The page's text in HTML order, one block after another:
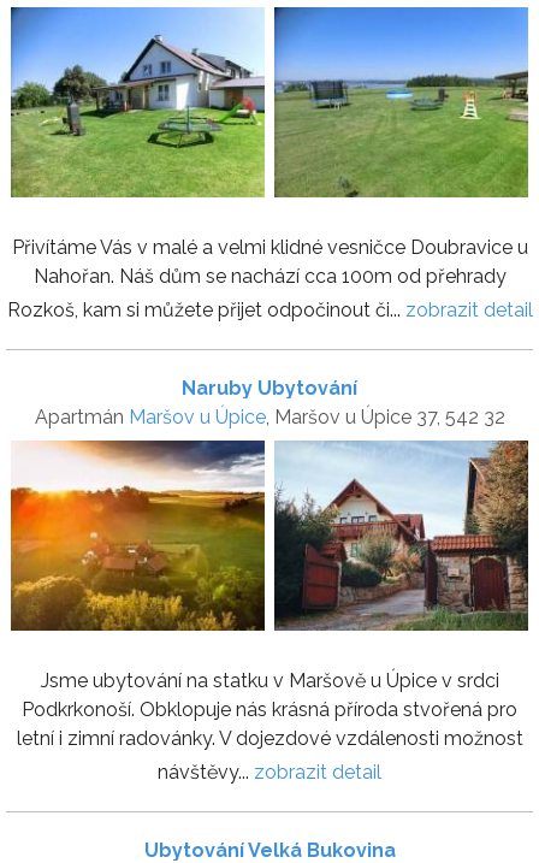
Přivítáme Vás v malé a velmi klidné vesničce Doubravice u
Nahořan. Náš dům se nachází cca 100m od přehrady
Rozkoš, kam si můžete přijet odpočinout či... zobrazit detail
Naruby Ubytování
Apartmán Maršov u Úpice, Maršov u Úpice 37, 542 32
Jsme ubytování na statku v Maršově u Úpice v srdci
Podkrkonoší. Obklopuje nás krásná příroda stvořená pro
letní i zimní radovánky. V dojezdové vzdálenosti možnost
návštěvy... zobrazit detail
Ubytování Velká Bukovina